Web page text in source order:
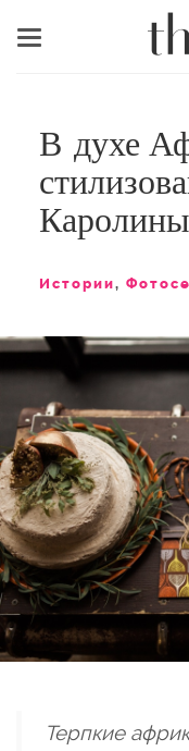
Меню
В духе
Истории,
Терпкие